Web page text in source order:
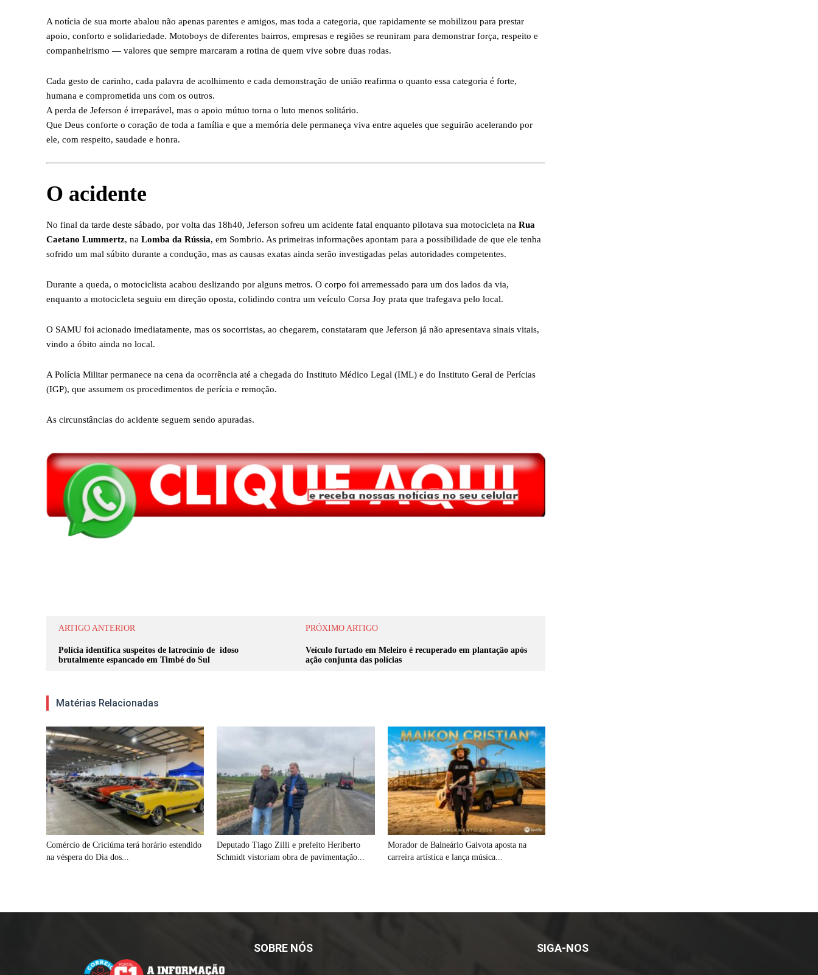
A notícia de sua morte abalou não apenas parentes e amigos, mas toda a categoria, que rapidamente se mobilizou para prestar
apoio, conforto e solidariedade. Motoboys de diferentes bairros, empresas e regiões se reuniram para demonstrar força, respeito e
companheirismo — valores que sempre marcaram a rotina de quem vive sobre duas rodas.
Cada gesto de carinho, cada palavra de acolhimento e cada demonstração de união reafirma o quanto essa categoria é forte,
humana e comprometida uns com os outros.
A perda de Jeferson é irreparável, mas o apoio mútuo torna o luto menos solitário.
Que Deus conforte o coração de toda a família e que a memória dele permaneça viva entre aqueles que seguirão acelerando por
ele, com respeito, saudade e honra.
O acidente
No final da tarde deste sábado, por volta das 18h40, Jeferson sofreu um acidente fatal enquanto pilotava sua motocicleta na Rua
Caetano Lummertz, na Lomba da Rússia, em Sombrio. As primeiras informações apontam para a possibilidade de que ele tenha
sofrido um mal súbito durante a condução, mas as causas exatas ainda serão investigadas pelas autoridades competentes.
Durante a queda, o motociclista acabou deslizando por alguns metros. O corpo foi arremessado para um dos lados da via,
enquanto a motocicleta seguiu em direção oposta, colidindo contra um veículo Corsa Joy prata que trafegava pelo local.
O SAMU foi acionado imediatamente, mas os socorristas, ao chegarem, constataram que Jeferson já não apresentava sinais vitais,
vindo a óbito ainda no local.
A Polícia Militar permanece na cena da ocorrência até a chegada do Instituto Médico Legal (IML) e do Instituto Geral de Perícias
(IGP), que assumem os procedimentos de perícia e remoção.
As circunstâncias do acidente seguem sendo apuradas.
ARTIGO ANTERIOR
Polícia identifica suspeitos de latrocínio de idoso
brutalmente espancado em Timbé do Sul
PRÓXIMO ARTIGO
Veículo furtado em Meleiro é recuperado em plantação após
ação conjunta das polícias
Matérias Relacionadas
Comércio de Criciúma terá horário estendido
na véspera do Dia dos...
Deputado Tiago Zilli e prefeito Heriberto
Schmidt vistoriam obra de pavimentação...
Morador de Balneário Gaivota aposta na
carreira artística e lança música...
SOBRE NÓS SIGA-NOS